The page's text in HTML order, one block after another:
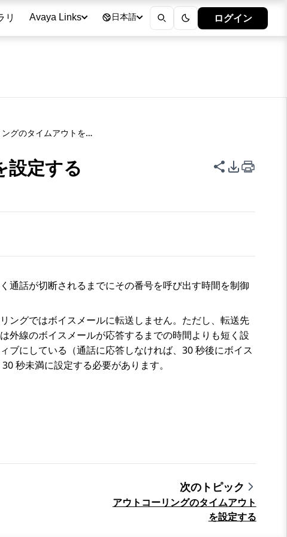
リ Avaya Links 日本語 ログイン
アウトコーリングのタイムアウトを設定する
設定する このページ
PDFエク
通話が切断されるまでにその番号を呼び出す時間を制御
ングではボイスメールに転送しません。ただし、転送先
外線のボイスメールが応答するまでの時間よりも短く設
ブにしている（通話に応答しなければ、30 秒後にボイス
秒未満に設定する必要があります。
次のトピック
アウトコーリングのタイムアウト
を設定する